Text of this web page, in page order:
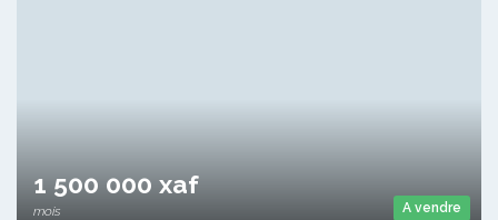
A vendre
1 500 000 xaf
mois